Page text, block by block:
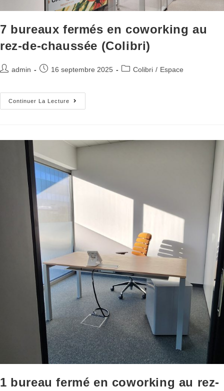
7 bureaux fermés en coworking au
rez-de-chaussée (Colibri)
admin 16 septembre 2025 Colibri / Espace
Continuer La Lecture
1 bureau fermé en coworking au rez-